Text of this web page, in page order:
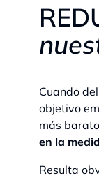
Cuando
objetivo
más
en la
Resulta